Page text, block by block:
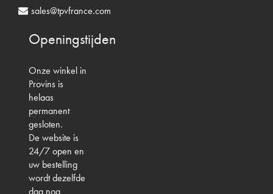
sales@tpvfrance.com
Openingstijden
Onze winkel in
Provins is
helaas
permanent
gesloten.
De website is
24/7 open en
uw bestelling
wordt dezelfde
dag nog